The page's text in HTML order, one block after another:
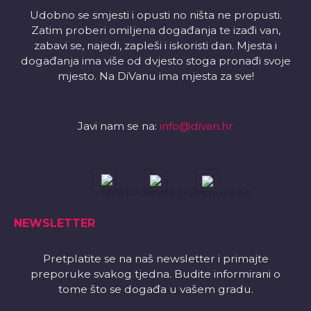
Udobno se smjesti i opusti no ništa ne propusti.
Zatim proberi omiljena događanja te izađi van,
zabavi se, najedi, zapleši i iskoristi dan. Mjesta i
događanja ima više od dvjesto stoga pronađi svoje
mjesto. Na DiVanu ima mjesta za sve!
Javi nam se na: info@divan.hr
NEWSLETTER
Pretplatite se na naš newsletter i primajte
preporuke svakog tjedna. Budite informirani o
tome što se događa u vašem gradu.